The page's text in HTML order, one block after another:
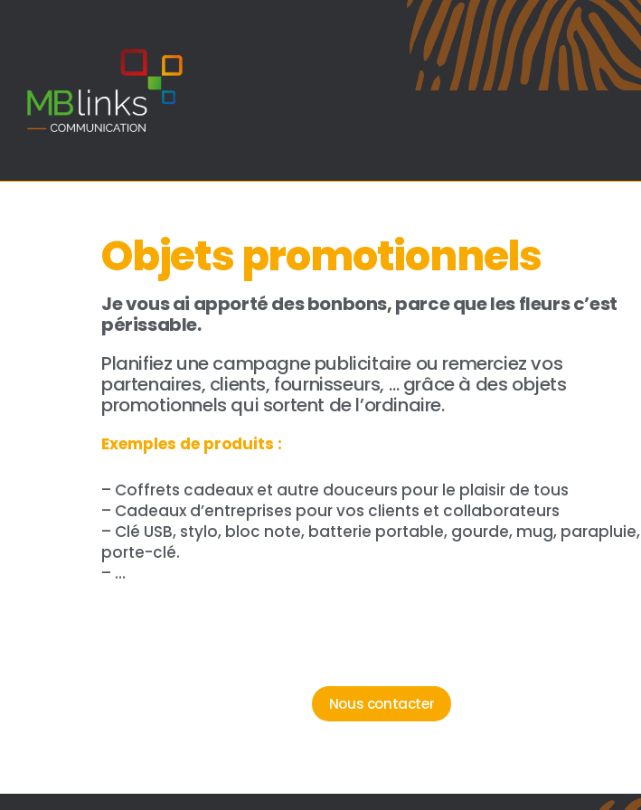
Objets promotionnels
Je vous ai apporté des bonbons, parce que les fleurs c’est
périssable.
Planifiez une campagne publicitaire ou remerciez vos
partenaires, clients, fournisseurs, … grâce à des objets
promotionnels qui sortent de l’ordinaire.
Exemples de produits :
– Coffrets cadeaux et autre douceurs pour le plaisir de tous
– Cadeaux d’entreprises pour vos clients et collaborateurs
– Clé USB, stylo, bloc note, batterie portable, gourde, mug, parapluie,
porte-clé.
– …
Nous contacter